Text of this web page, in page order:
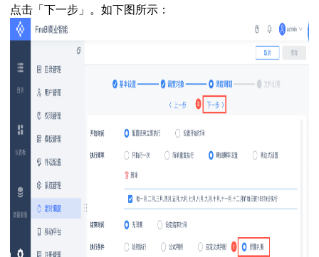
点击「下一步」。如下图所示：